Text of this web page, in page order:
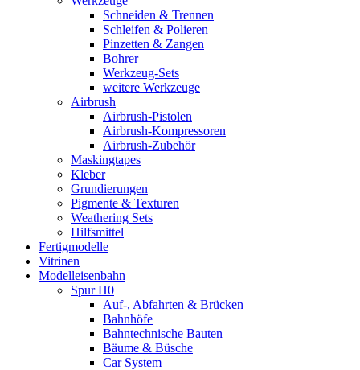
Schneiden & Trennen
Schleifen & Polieren
Pinzetten & Zangen
Bohrer
Werkzeug-Sets
weitere Werkzeuge
Airbrush
Airbrush-Pistolen
Airbrush-Kompressoren
Airbrush-Zubehör
Maskingtapes
Kleber
Grundierungen
Pigmente & Texturen
Weathering Sets
Hilfsmittel
Fertigmodelle
Vitrinen
Modelleisenbahn
Spur H0
Auf-, Abfahrten & Brücken
Bahnhöfe
Bahntechnische Bauten
Bäume & Büsche
Car System